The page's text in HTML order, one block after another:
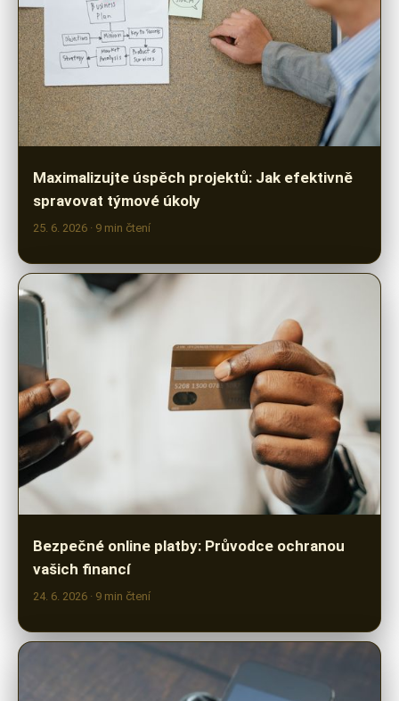
Maximalizujte úspěch projektů: Jak efektivně
25. 6. 2026· 9 min čtení
Bezpečné online platby: Průvodce ochranou
24. 6. 2026· 9 min čtení